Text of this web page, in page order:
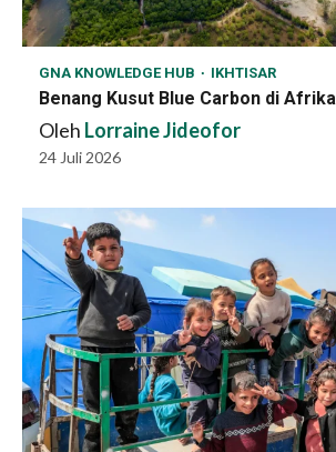
GNA KNOWLEDGE HUB IKHTISAR
Benang Kusut Blue Carbon di Afrika
Oleh Lorraine Jideofor
24 Juli 2026